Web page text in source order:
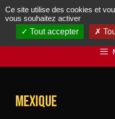
mexique
Ce site utilise des cookies et
vous souhaitez activer
Tout accepter